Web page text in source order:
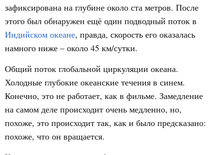
зафиксирована на глубине около ста метров. После
этого был обнаружен ещё один подводный поток в
Индийском океане, правда, скорость его оказалась
намного ниже – около 45 км/сутки.
Общий поток глобальной циркуляции океана.
Холодные глубокие океанские течения в синем.
Конечно, это не работает, как в фильме. Замедление
на самом деле происходит очень медленно, но,
похоже, это происходит так, как и было предсказано:
похоже, что он вращается.